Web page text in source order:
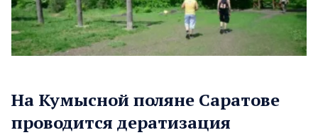
На Кумысной поляне Саратове
проводится дератизация